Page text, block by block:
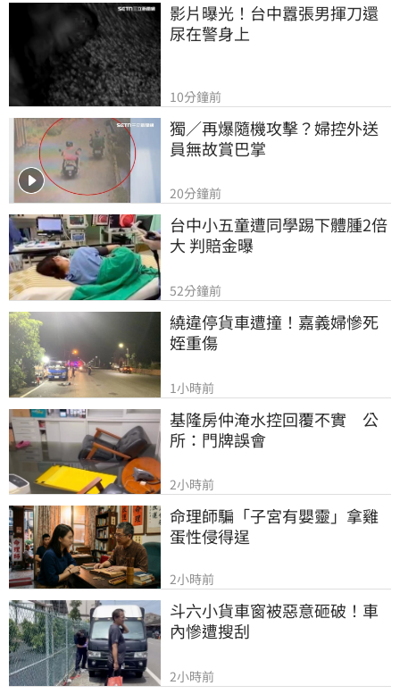
影片曝光！台中囂張男揮刀還
尿在警身上
10分鐘前
獨／再爆隨機攻擊？婦控外送
員無故賞巴掌
20分鐘前
台中小五童遭同學踢下體腫2倍
大 判賠金曝
52分鐘前
繞違停貨車遭撞！嘉義婦慘死
姪重傷
1小時前
基隆房仲淹水控回覆不實　公
所：門牌誤會
2小時前
命理師騙「子宮有嬰靈」拿雞
蛋性侵得逞
2小時前
斗六小貨車窗被惡意砸破！車
內慘遭搜刮
2小時前